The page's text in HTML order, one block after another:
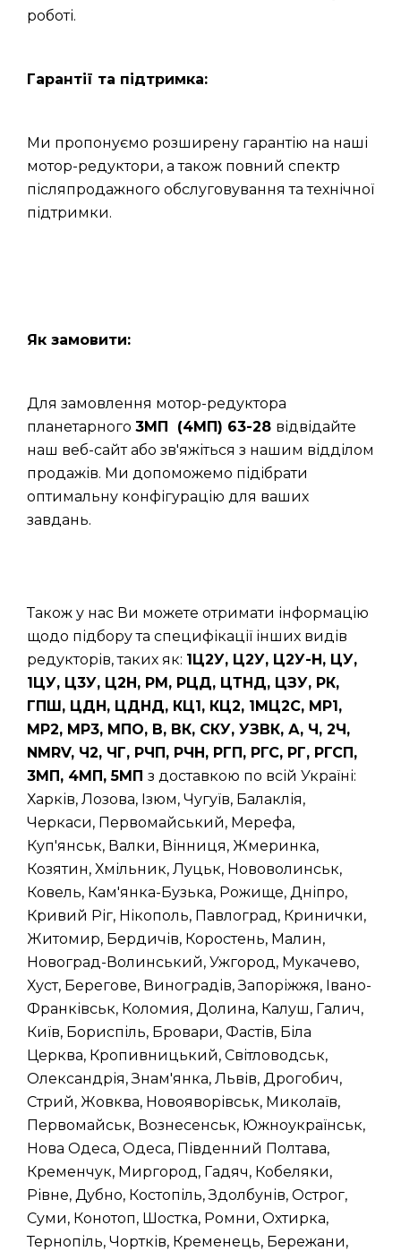
роботі.
Гарантії та підтримка:
Ми пропонуємо розширену гарантію на наші
мотор-редуктори, а також повний спектр
післяпродажного обслуговування та технічної
підтримки.
Як замовити:
Для замовлення мотор-редуктора
планетарного 3МП (4МП) 63-28 відвідайте
наш веб-сайт або зв'яжіться з нашим відділом
продажів. Ми допоможемо підібрати
оптимальну конфігурацію для ваших
завдань.
Також у нас Ви можете отримати інформацію
щодо підбору та специфікації інших видів
редукторів, таких як: 1Ц2У, Ц2У, Ц2У-Н, ЦУ,
1ЦУ, Ц3У, Ц2Н, РМ, РЦД, ЦТНД, ЦЗУ, РК,
ГПШ, ЦДН, ЦДНД, КЦ1, КЦ2, 1МЦ2С, МР1,
МР2, МР3, МПО, В, ВК, СКУ, УЗВК, А, Ч, 2Ч,
NMRV, Ч2, ЧГ, РЧП, РЧН, РГП, РГС, РГ, РГСП,
3МП, 4МП, 5МП з доставкою по всій Україні:
Харків, Лозова, Ізюм, Чугуїв, Балаклія,
Черкаси, Первомайський, Мерефа,
Куп'янськ, Валки, Вінниця, Жмеринка,
Козятин, Хмільник, Луцьк, Нововолинськ,
Ковель, Кам'янка-Бузька, Рожище, Дніпро,
Кривий Ріг, Нікополь, Павлоград, Кринички,
Житомир, Бердичів, Коростень, Малин,
Новоград-Волинський, Ужгород, Мукачево,
Хуст, Берегове, Виноградів, Запоріжжя, Івано-
Франківськ, Коломия, Долина, Калуш, Галич,
Київ, Бориспіль, Бровари, Фастів, Біла
Церква, Кропивницький, Світловодськ,
Олександрія, Знам'янка, Львів, Дрогобич,
Стрий, Жовква, Новояворівськ, Миколаїв,
Первомайськ, Вознесенськ, Южноукраїнськ,
Нова Одеса, Одеса, Південний Полтава,
Кременчук, Миргород, Гадяч, Кобеляки,
Рівне, Дубно, Костопіль, Здолбунів, Острог,
Суми, Конотоп, Шостка, Ромни, Охтирка,
Тернопіль, Чортків, Кременець, Бережани,